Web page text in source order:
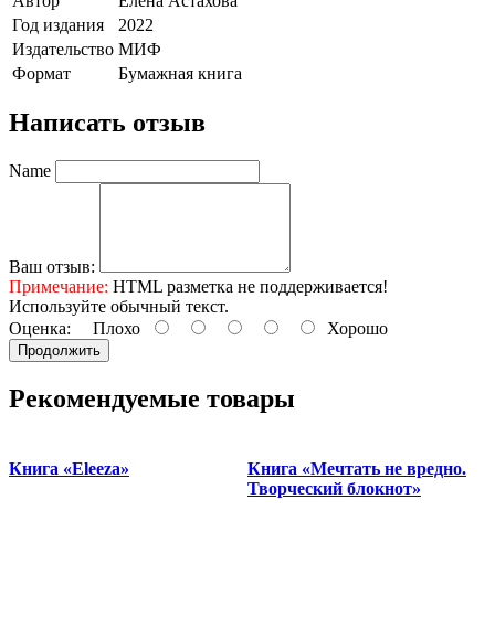
Год издания
2022
Издательство МИФ
Формат
Бумажная книга
Написать отзыв
Name
Ваш отзыв:
Примечание: HTML разметка не поддерживается!
Используйте обычный текст.
Оценка: Плохо Хорошо
Продолжить
Рекомендуемые товары
Книга «Eleeza»
Книга «Мечтать не вредно.
Творческий блокнот»